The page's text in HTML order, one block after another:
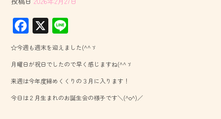
F
ac
e
b
o
ok
X
ne
☆今週も週末を迎えました(^^ゞ
月曜日が祝日でしたので早く感じますね(^^ゞ
来週は今年度締めくくりの３月に入ります！
今日は２月生まれのお誕生会の様子です＼(^o^)／